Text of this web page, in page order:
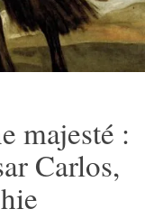
majesté :
Carlos,